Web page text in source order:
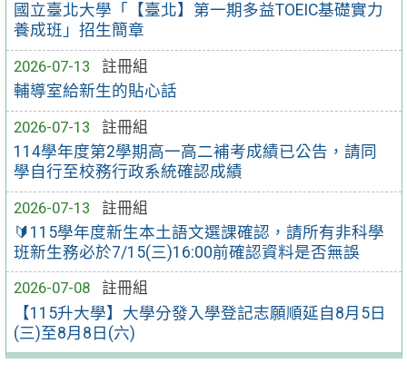
國立臺北大學「【臺北】第一期多益TOEIC基礎實力
養成班」招生簡章
2026-07-13
註冊組
輔導室給新生的貼心話
2026-07-13
註冊組
114學年度第2學期高一高二補考成績已公告，請同
學自行至校務行政系統確認成績
2026-07-13
註冊組
🔰115學年度新生本土語文選課確認，請所有非科學
班新生務必於7/15(三)16:00前確認資料是否無誤
2026-07-08
註冊組
【115升大學】大學分發入學登記志願順延自8月5日
(三)至8月8日(六)